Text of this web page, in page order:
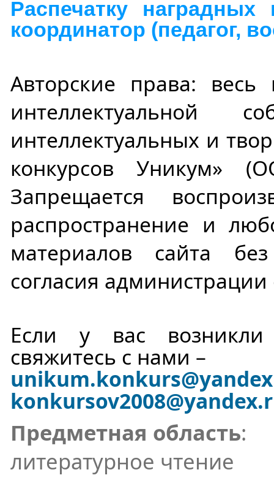
Распечатку наградных
координатор (педагог,
Авторские права: весь
интеллектуальной
интеллектуальных и
конкурсов Уникум»
Запрещается
распространение и
материалов сайта
согласия администрации
Если у вас возникли
свяжитесь с нами –
unikum.konkurs
Предметная область:
литературное чтение